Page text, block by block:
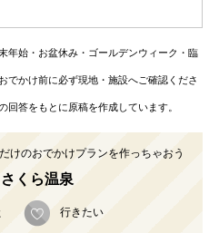
年始・お盆休み・ゴールデンウィーク・臨
かけ前に必ず現地・施設へご確認くださ
答をもとに原稿を作成しています。
けのおでかけプランを作っちゃおう
くら温泉
行きたい